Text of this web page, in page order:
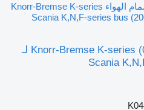
صمام الهواء Knorr-Bremse K-series
صمام الهواء Knorr-Bremse K-series (01.06-) K044694 لـ